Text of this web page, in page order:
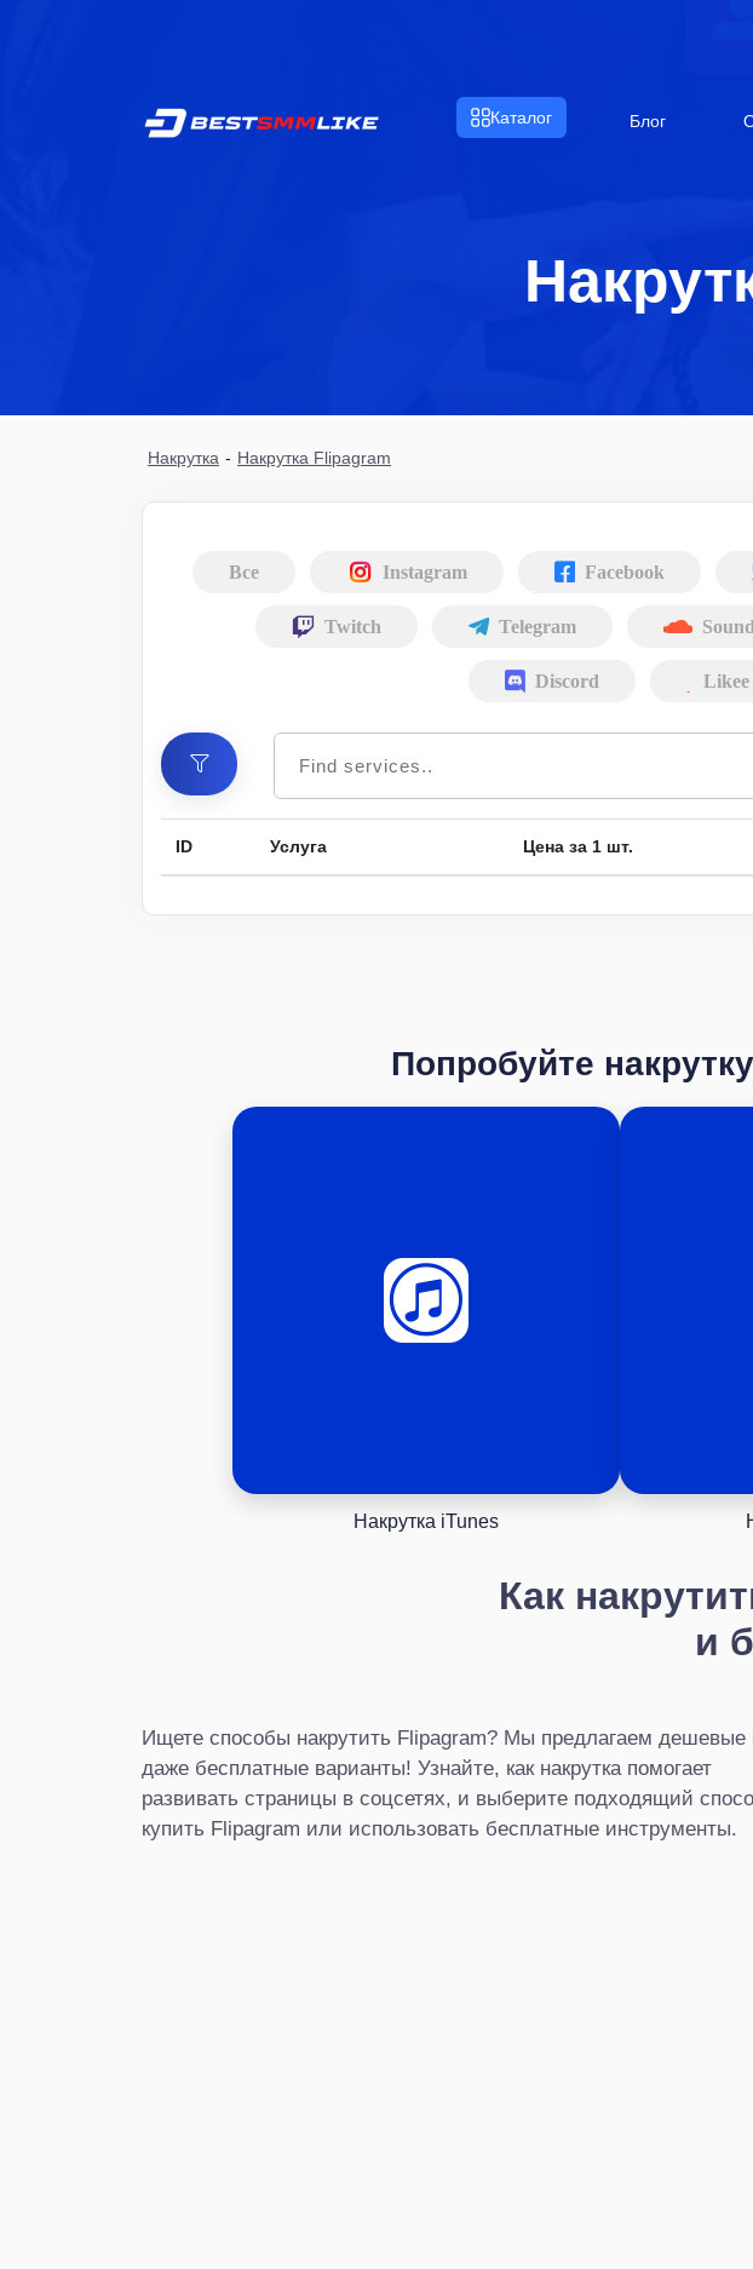
Каталог Блог
Накрутка - Накрутка Flipagram
Все Instagram Facebook
Twitch Telegram
Discord Likee
ID Услуга Цена за 1 шт.
Попробуйте
Накрутка iTunes
Как
и
Ищете способы накрутить Flipagram? Мы предлагаем дешевые
даже бесплатные варианты! Узнайте, как накрутка помогает
развивать страницы в соцсетях, и выберите подходящий
купить Flipagram или использовать бесплатные инструменты.